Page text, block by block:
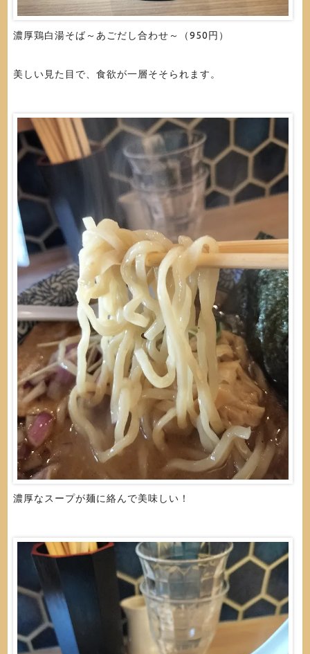
濃厚鶏白湯そば～あごだし合わせ～（950円）
美しい見た目で、食欲が一層そそられます。
濃厚なスープが麺に絡んで美味しい！